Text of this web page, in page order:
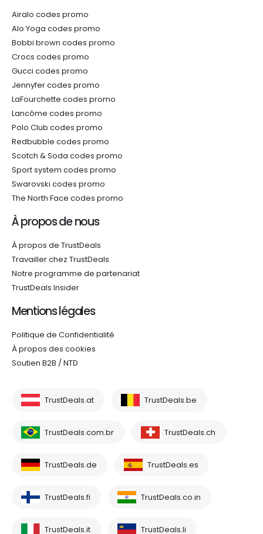
Airalo codes promo
Alo Yoga codes promo
Bobbi brown codes promo
Crocs codes promo
Gucci codes promo
Jennyfer codes promo
LaFourchette codes promo
Lancôme codes promo
Polo Club codes promo
Redbubble codes promo
Scotch & Soda codes promo
Sport system codes promo
Swarovski codes promo
The North Face codes promo
À propos de nous
À propos de TrustDeals
Travailler chez TrustDeals
Notre programme de partenariat
TrustDeals Insider
Mentions légales
Politique de Confidentialité
À propos des cookies
Soutien B2B / NTD
TrustDeals.at TrustDeals.be
TrustDeals.com.br TrustDeals.ch
TrustDeals.de TrustDeals.es
TrustDeals.fi TrustDeals.co.in
TrustDeals.it TrustDeals.li